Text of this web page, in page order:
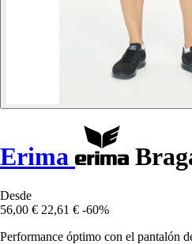
Erima
Desde
56,00 € 22,61 € -60%
Performance óptimo con el pantalón